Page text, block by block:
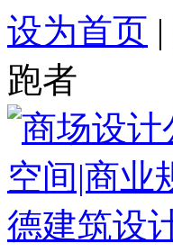
设为首页 |
跑者